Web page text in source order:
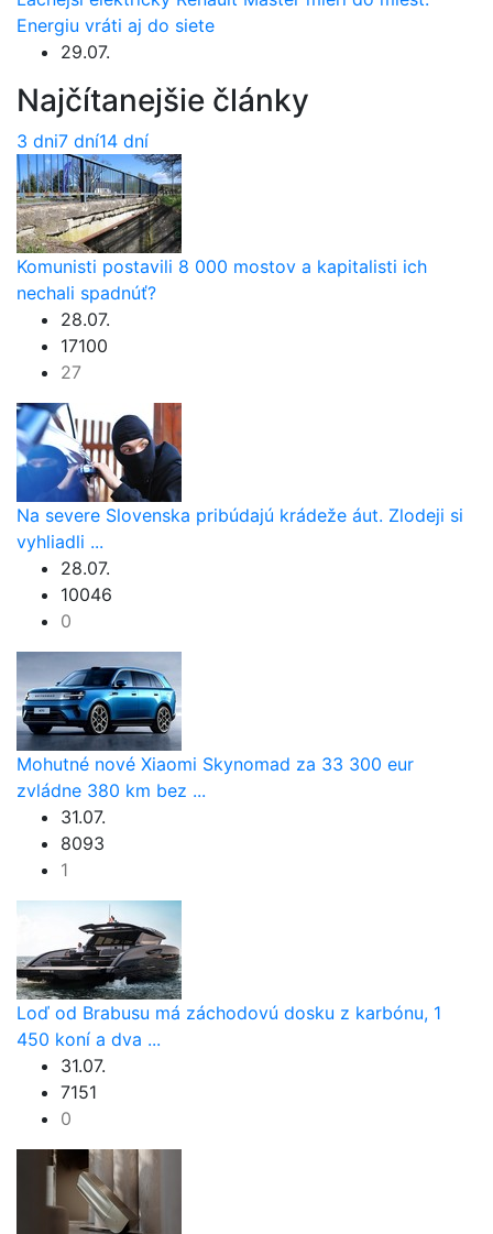
Energiu vráti aj do siete
29.07.
Najčítanejšie články
3 dni7 dní14 dní
Komunisti postavili 8 000 mostov a kapitalisti ich
nechali spadnúť?
28.07.
17100
27
Na severe Slovenska pribúdajú krádeže áut. Zlodeji si
vyhliadli ...
28.07.
10046
0
Mohutné nové Xiaomi Skynomad za 33 300 eur
zvládne 380 km bez ...
31.07.
8093
1
Loď od Brabusu má záchodovú dosku z karbónu, 1
450 koní a dva ...
31.07.
7151
0